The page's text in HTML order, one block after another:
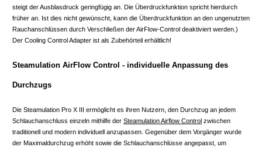
steigt der Ausblasdruck geringfügig an. Die Überdruckfunktion spricht hierdurch
früher an. Ist dies nicht gewünscht, kann die Überdruckfunktion an den ungenutzten
Rauchanschlüssen durch Verschließen der AirFlow-Control deaktiviert werden.)
Der Cooling Control Adapter ist als Zubehörteil erhältlich!
Steamulation AirFlow Control - individuelle Anpassung des
Durchzugs
Die Steamulation Pro X III ermöglicht es ihren Nutzern, den Durchzug an jedem
Schlauchanschluss einzeln mithilfe der Steamulation Airflow Control zwischen
traditionell und modern individuell anzupassen. Gegenüber dem Vorgänger wurde
der Maximaldurchzug erhöht sowie die Schlauchanschlüsse angepasst, um